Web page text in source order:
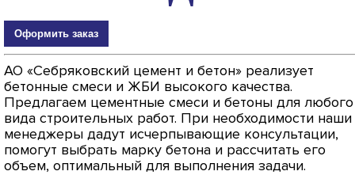
Оформить заказ
АО «Себряковский цемент и бетон» реализует
бетонные смеси и ЖБИ высокого качества.
Предлагаем цементные смеси и бетоны для любого
вида строительных работ. При необходимости наши
менеджеры дадут исчерпывающие консультации,
помогут выбрать марку бетона и рассчитать его
объем, оптимальный для выполнения задачи.